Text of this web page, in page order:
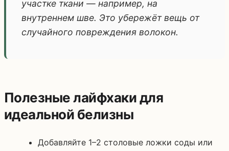
участке ткани — например, на
внутреннем шве. Это убережёт вещь от
случайного повреждения волокон.
Полезные лайфхаки для
идеальной белизны
Добавляйте 1–2 столовые ложки соды или